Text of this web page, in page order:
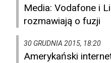
Media: Vodafone i
rozmawiają o fuzji
30 GRUDNIA 2015, 18:20
Amerykański